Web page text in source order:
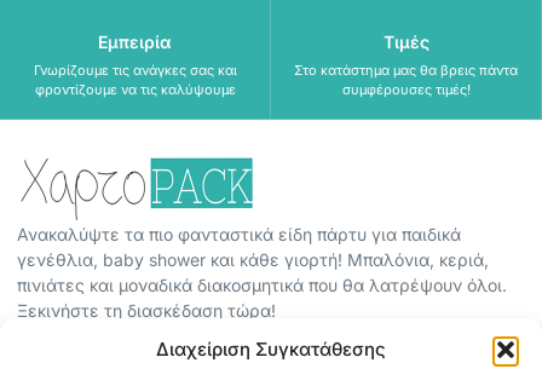
Διαχείριση Συγκατάθεσης
Εμπειρία
Γνωρίζουμε τις ανάγκες σας και
φροντίζουμε να τις καλύψουμε
Τιμές
Στο κατάστημα μας θα βρεις πάντα
συμφέρουσες τιμές!
Ανακαλύψτε τα πιο φανταστικά είδη πάρτυ για παιδικά
γενέθλια, baby shower και κάθε γιορτή! Μπαλόνια, κεριά,
πινιάτες και μοναδικά διακοσμητικά που θα λατρέψουν όλοι.
Ξεκινήστε τη διασκέδαση τώρα!